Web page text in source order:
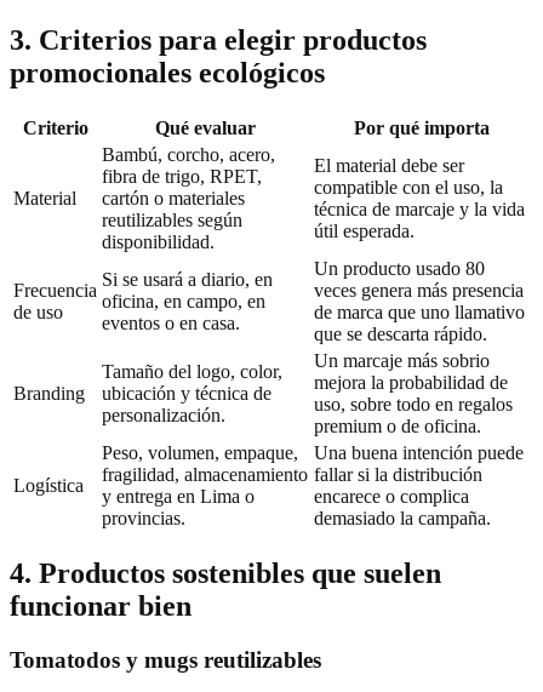
3. Criterios para elegir productos
promocionales ecológicos
Criterio Qué evaluar Por qué importa
Material
Bambú, corcho, acero,
fibra de trigo, RPET,
cartón o materiales
reutilizables según
disponibilidad.
El material debe ser
compatible con el uso, la
técnica de marcaje y la vida
útil esperada.
Frecuencia
de uso
Si se usará a diario, en
oficina, en campo, en
eventos o en casa.
Un producto usado 80
veces genera más presencia
de marca que uno llamativo
que se descarta rápido.
Branding
Tamaño del logo, color,
ubicación y técnica de
personalización.
Un marcaje más sobrio
mejora la probabilidad de
uso, sobre todo en regalos
premium o de oficina.
Logística
Peso, volumen, empaque,
fragilidad, almacenamiento
y entrega en Lima o
provincias.
Una buena intención puede
fallar si la distribución
encarece o complica
demasiado la campaña.
4. Productos sostenibles que suelen
funcionar bien
Tomatodos y mugs reutilizables